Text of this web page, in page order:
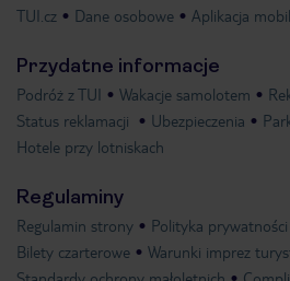
TUI.cz
Dane osobowe Aplikacja
Przydatne informacje
Podróż z TUI Wakacje samolotem
Status reklamacji
Ubezpieczenia
Hotele przy lotniskach
Regulaminy
Regulamin strony Polityka prywatności
Bilety czarterowe
Warunki imprez